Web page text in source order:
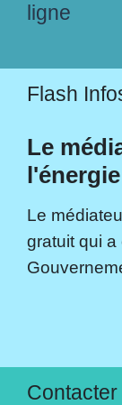
ligne
Flash
Le
l'énergie
Le
gratuit qui a